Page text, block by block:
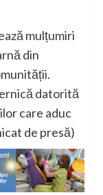
mulțumiri
din
datorită
care aduc
de presă)